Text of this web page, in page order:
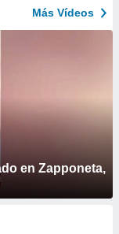
Más Vídeos
en Zapponeta,